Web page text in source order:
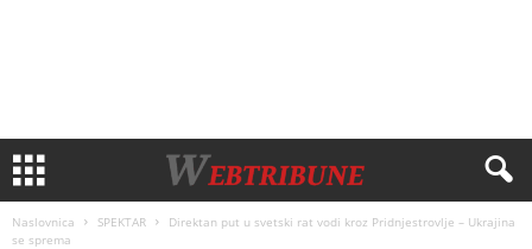
Naslovnica SPEKTAR
Direktan put u svetski rat vodi kroz Pridnjestrovlje – Ukrajina
se sprema